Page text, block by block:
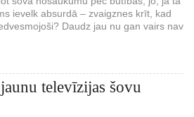
ievelk absurdā – zvaigznes krīt, kad
Daudz jau nu gan vairs nav
televīzijas šovu